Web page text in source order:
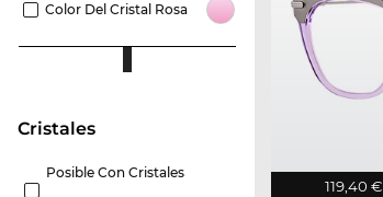
Color Del Cristal Rosa
Cristales
Posible Con Cristales
119,40 €